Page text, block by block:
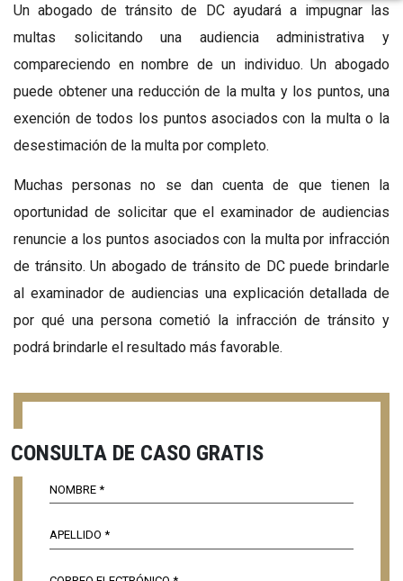
Un abogado de tránsito de DC ayudará a impugnar las
multas solicitando una audiencia administrativa y
compareciendo en nombre de un individuo. Un abogado
puede obtener una reducción de la multa y los puntos, una
exención de todos los puntos asociados con la multa o la
desestimación de la multa por completo.
Muchas personas no se dan cuenta de que tienen la
oportunidad de solicitar que el examinador de audiencias
renuncie a los puntos asociados con la multa por infracción
de tránsito. Un abogado de tránsito de DC puede brindarle
al examinador de audiencias una explicación detallada de
por qué una persona cometió la infracción de tránsito y
podrá brindarle el resultado más favorable.
CONSULTA DE CASO GRATIS